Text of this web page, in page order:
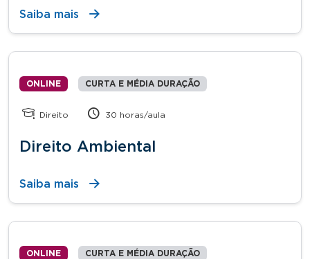
Saiba mais
ONLINE CURTA E MÉDIA DURAÇÃO
Direito 30 horas/aula
Direito Ambiental
Saiba mais
ONLINE CURTA E MÉDIA DURAÇÃO